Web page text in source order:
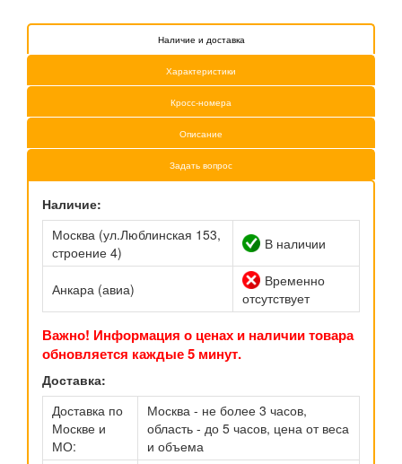
Наличие и доставка
Характеристики
Кросс-номера
Описание
Задать вопрос
Наличие:
Москва (ул.Люблинская 153,
строение 4)
В наличии
Анкара (авиа)
Временно
отсутствует
Важно! Информация о ценах и наличии товара
обновляется каждые 5 минут.
Доставка:
Доставка по
Москве и
МО:
Москва - не более 3 часов,
область - до 5 часов, цена от веса
и объема